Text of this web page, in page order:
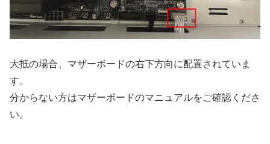
大抵の場合、マザーボードの右下方向に配置されていま
す。
分からない方はマザーボードのマニュアルをご確認くださ
い。